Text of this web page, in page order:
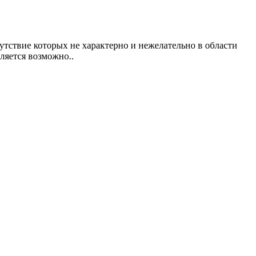
которых не характерно и нежелательно в области
возможно..